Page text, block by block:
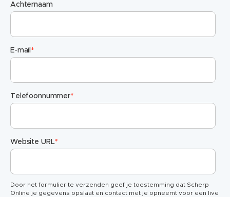
Achternaam
E-mail *
Telefoonnummer*
Website URL*
Door het formulier te verzenden geef je toestemming dat Scherp
Online je gegevens opslaat en contact met je opneemt voor een live